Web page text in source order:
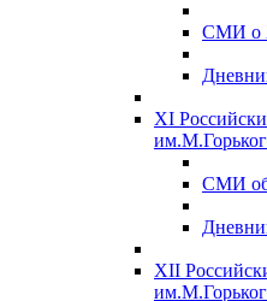
СМИ о
XI
СМИ об
XII